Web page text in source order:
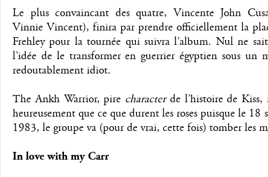
Le plus convaincant des quatre, Vincente John
Vinnie Vincent), finira par prendre officiellement la
Frehley pour la tournée qui suivra l’album. Nul ne
l’idée de le transformer en guerrier égyptien sous un
redoutablement idiot.
The Ankh Warrior, pire characterde l’histoire de Kiss,
heureusement que ce que durent les roses puisque le 18
1983, le groupe va (pour de vrai, cette fois) tomber les
In love with my Carr